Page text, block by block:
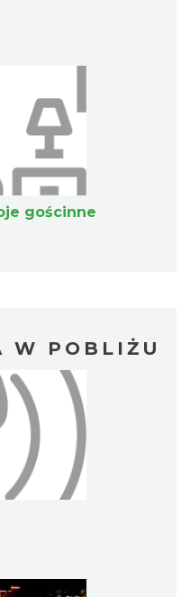
gościnne
W POBLIŻU